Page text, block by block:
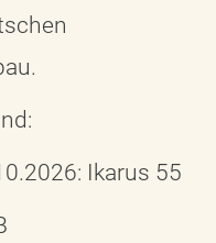
Ikarus 55